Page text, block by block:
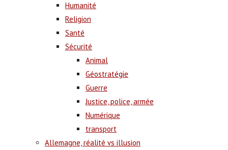
Humanité
Religion
Santé
Sécurité
Animal
Géostratégie
Guerre
Justice, police, armée
Numérique
transport
Allemagne, réalité vs illusion